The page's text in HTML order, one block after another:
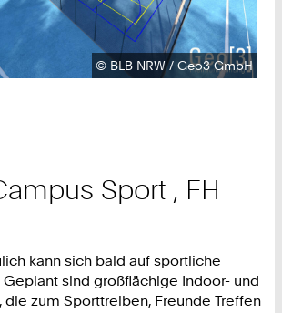
Urheberrecht:
© BLB NRW / Geo3 GmbH
Sport , FH
kann sich bald auf sportliche
sind großflächige Indoor- und
zum Sporttreiben, Freunde Treffen